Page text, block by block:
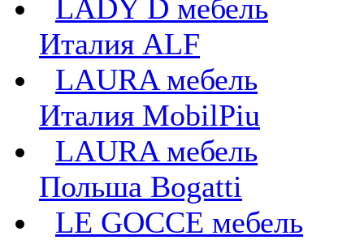
LADY D мебель
Италия ALF
LAURA мебель
Италия MobilPiu
LAURA мебель
Польша Bogatti
LE GOCCE мебель